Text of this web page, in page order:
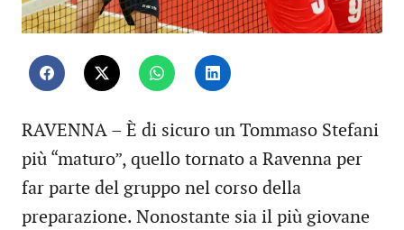
RAVENNA – È di sicuro un Tommaso Stefani
più “maturo”, quello tornato a Ravenna per
far parte del gruppo nel corso della
preparazione. Nonostante sia il più giovane